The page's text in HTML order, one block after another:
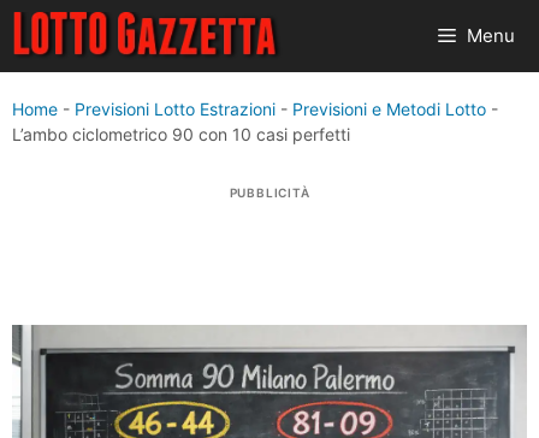
Vai
contenuto
Menu
Home - Previsioni Lotto Estrazioni - Previsioni e Metodi Lotto -
L’ambo ciclometrico 90 con 10 casi perfetti
PUBBLICITÀ